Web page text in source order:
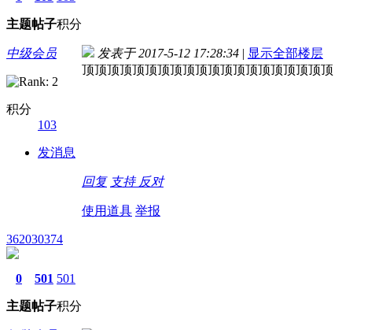
主题帖子积分
中级会员
积分
103
发消息
发表于 2017-5-12 17:28:34 | 显示全部楼层
顶顶顶顶顶顶顶顶顶顶顶顶顶顶顶顶顶顶顶顶
回复 支持 反对
使用道具 举报
362030374
0
主题
501
帖子
501
积分